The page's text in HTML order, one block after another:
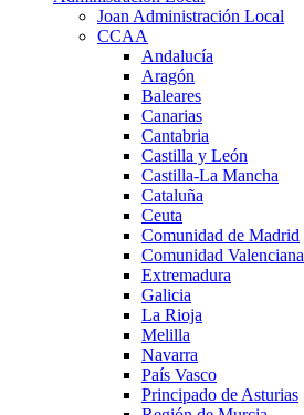
Joan Administración Local
CCAA
Andalucía
Aragón
Baleares
Canarias
Cantabria
Castilla y León
Castilla-La Mancha
Cataluña
Ceuta
Comunidad de Madrid
Comunidad Valenciana
Extremadura
Galicia
La Rioja
Melilla
Navarra
País Vasco
Principado de Asturias